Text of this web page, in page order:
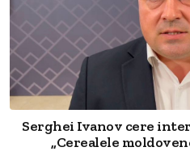
Serghei Ivanov cere
„Cerealele